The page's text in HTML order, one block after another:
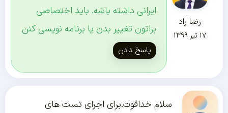
رضا راد
۱۷ تیر ۱۳۹۹
ایرانی داشته باشه. باید اختصاصی
براتون تغییر بدن یا برنامه نویسی کنن
پاسخ دادن
سلام خداقوت.برای اجرای تست های